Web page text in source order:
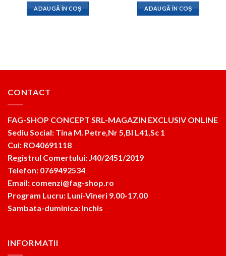
a
fost:
89lei.
este:
67lei.
ADAUGĂ ÎN COȘ
a
fost:
39lei.
este:
28lei.
ADAUGĂ ÎN COȘ
CONTACT
FAG-SHOP CONCEPT SRL-MAGAZIN EXCLUSIV ONLINE
Sediu Social: Tina M. Petre,Nr 5,Bl L41,Sc 1
Cui: RO40691118
Registrul Comertului: J40/2451/2019
Telefon: 0769492534
Email: comenzi@fag-shop.ro
Program Lucru: Luni-Vineri 9.00-17.00
Sambata-duminica: Inchis
INFORMATII